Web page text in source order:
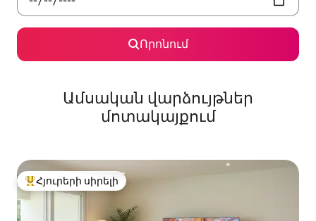
Որոնում
Ամսական վարձույթներ
մոտակայքում
Հյուրերի սիրելի լավագույն տները
Հյուրերի սիրելի